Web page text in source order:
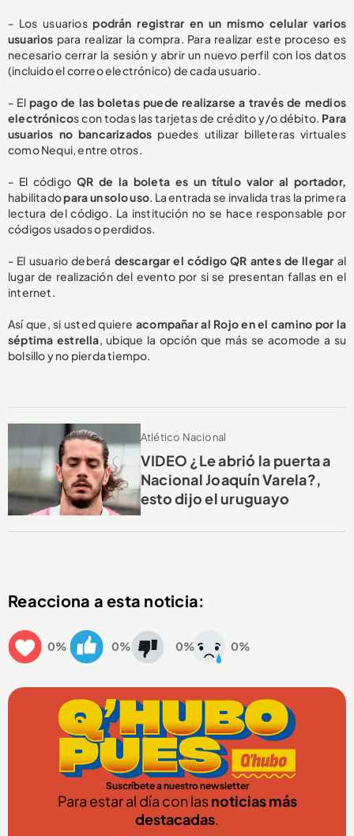
- Los usuariospodrán registrar en un mismo celular varios
usuarios para realizar la compra. Para realizar este proceso es
necesario cerrar la sesión y abrir un nuevo perfil con los datos
(incluido el correo electrónico) de cada usuario.
- El pago de las boletas puede realizarse a través de medios
electrónicos con todas las tarjetas de crédito y/o débito. Para
usuarios no bancarizados puedes utilizar billeteras virtuales
como Nequi, entre otros.
- El código QR de la boleta es un título valor al portador,
habilitadopara un solo uso. La entrada se invalida tras la primera
lectura del código. La institución no se hace responsable por
códigos usados o perdidos.
- El usuario deberá descargar el código QR antes de llegar al
lugar de realización del evento por si se presentan fallas en el
internet.
Así que, si usted quiereacompañar al Rojo en el camino por la
séptima estrella, ubique la opción que más se acomode a su
bolsillo y no pierda tiempo.
Atlético Nacional
VIDEO ¿Le abrió la puerta a
Nacional Joaquín Varela?,
esto dijo el uruguayo
Reacciona a esta noticia:
0% 0% 0% 0%
Suscríbete a nuestro newsletter
Para estar al día con lasnoticias más
destacadas.